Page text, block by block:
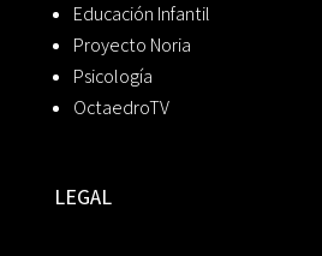
Educación Infantil
Proyecto Noria
Psicología
OctaedroTV
LEGAL